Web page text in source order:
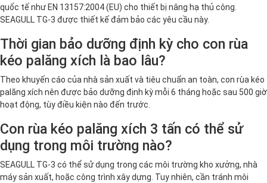
quốc tế như EN 13157:2004 (EU) cho thiết bị nâng hạ thủ công.
SEAGULL TG-3 được thiết kế đảm bảo các yêu cầu này.
Thời gian bảo dưỡng định kỳ cho con rùa
kéo palăng xích là bao lâu?
Theo khuyến cáo của nhà sản xuất và tiêu chuẩn an toàn, con rùa kéo
palăng xích nên được bảo dưỡng định kỳ mỗi 6 tháng hoặc sau 500 giờ
hoạt động, tùy điều kiện nào đến trước.
Con rùa kéo palăng xích 3 tấn có thể sử
dụng trong môi trường nào?
SEAGULL TG-3 có thể sử dụng trong các môi trường kho xưởng, nhà
máy sản xuất, hoặc công trình xây dựng. Tuy nhiên, cần tránh môi